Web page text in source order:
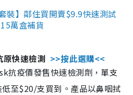
裝】鄰住買開賣$9.9快速測試
萬盒補貨
原快速檢測 >>按此選購<<
抗疫價發售快速檢測劑，單支
至$20/支買到。產品以鼻咽拭